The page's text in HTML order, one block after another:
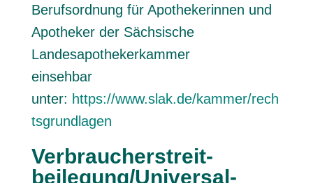
Berufsordnung für Apothekerinnen und
Apotheker der Sächsische
Landesapothekerkammer
einsehbar
unter: https://www.slak.de/kammer/rech
tsgrundlagen
Verbraucher­streit­
beilegung/Universal­